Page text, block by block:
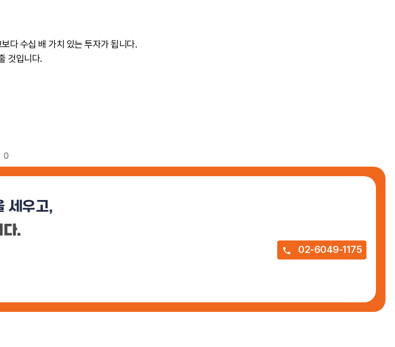
다 수십 배 가치 있는 투자가 됩니다.
것입니다.
0
세우고,
다.
02-6049-1175